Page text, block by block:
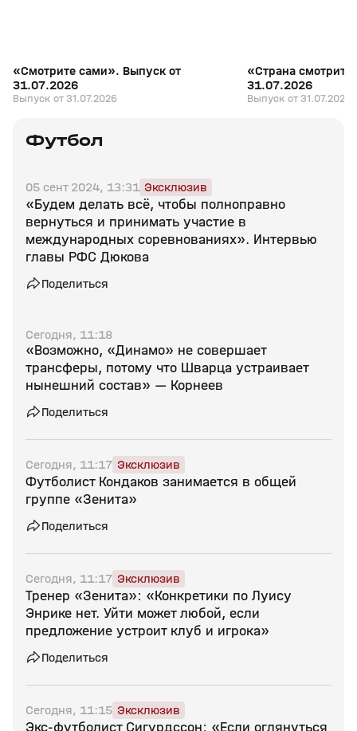
«Смотрите сами». Выпуск от
31.07.2026
Выпуск от 31.07.2026
«Страна смотрит
31.07.2026
Выпуск от 31.07.2026
Футбол
05 сент 2024, 13:31 Эксклюзив
«Будем делать всё, чтобы полноправно
вернуться и принимать участие в
международных соревнованиях». Интервью
главы РФС Дюкова
Поделиться
Сегодня, 11:18
«Возможно, «Динамо» не совершает
трансферы, потому что Шварца устраивает
нынешний состав» — Корнеев
Поделиться
Сегодня, 11:17 Эксклюзив
Футболист Кондаков занимается в общей
группе «Зенита»
Поделиться
Сегодня, 11:17 Эксклюзив
Тренер «Зенита»: «Конкретики по Луису
Энрике нет. Уйти может любой, если
предложение устроит клуб и игрока»
Поделиться
Сегодня, 11:15 Эксклюзив
Экс‑футболист Сигурдссон: «Если оглянуться